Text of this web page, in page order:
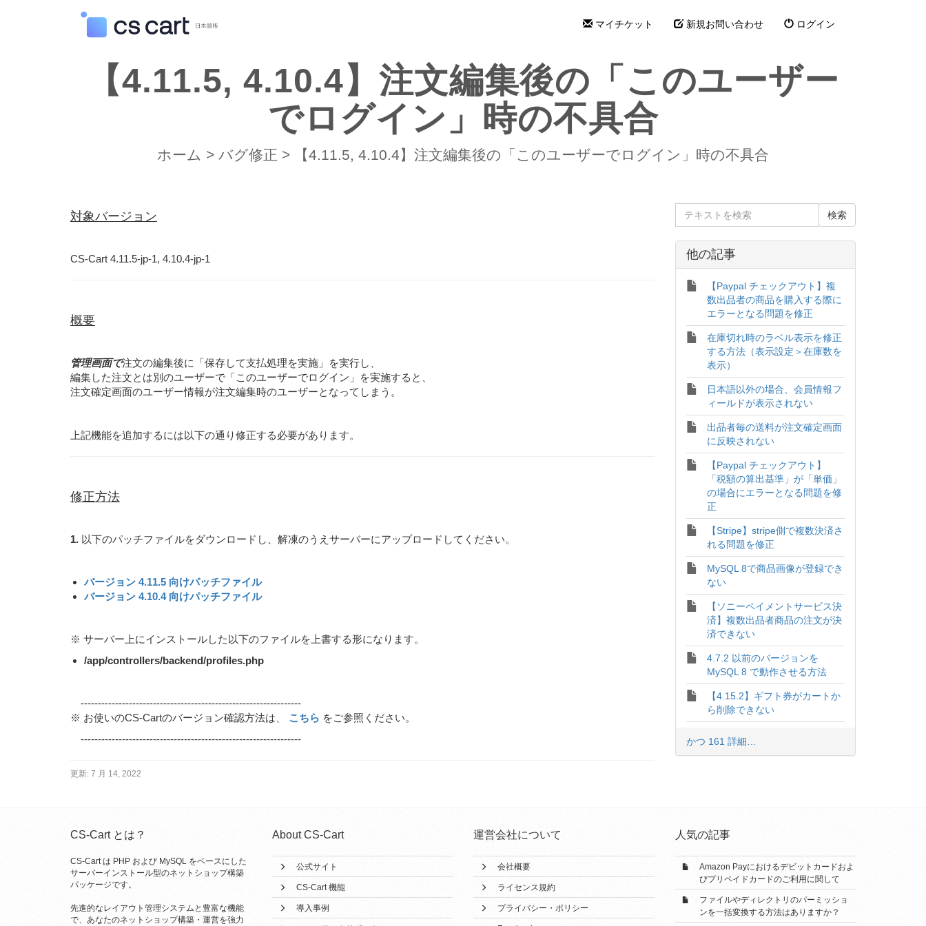
マイチケット 新規お問い合わせ ログイン
【4.11.5, 4.10.4】注文編集後の「このユーザー
でログイン」時の不具合
ホーム > バグ修正 > 【4.11.5, 4.10.4】注文編集後の「このユーザーでログイン」時の不具合
対象バージョン
CS-Cart 4.11.5-jp-1, 4.10.4-jp-1
概要
管理画面で注文の編集後に「保存して支払処理を実施」を実行し、
編集した注文とは別のユーザーで「このユーザーでログイン」を実施すると、
注文確定画面のユーザー情報が注文編集時のユーザーとなってしまう。
上記機能を追加するには以下の通り修正する必要があります。
修正方法
1. 以下のパッチファイルをダウンロードし、解凍のうえサーバーにアップロードしてください。
バージョン 4.11.5 向けパッチファイル
バージョン 4.10.4 向けパッチファイル
※ サーバー上にインストールした以下のファイルを上書する形になります。
/app/controllers/backend/profiles.php
----------------------------------------------------------------
※ お使いのCS-Cartのバージョン確認方法は、 こちら をご参照ください。
----------------------------------------------------------------
更新: 7 月 14, 2022
他の記事
【Paypal チェックアウト】複
数出品者の商品を購入する際に
エラーとなる問題を修正
在庫切れ時のラベル表示を修正
する方法（表示設定＞在庫数を
表示）
日本語以外の場合、会員情報フ
ィールドが表示されない
出品者毎の送料が注文確定画面
に反映されない
【Paypal チェックアウト】
「税額の算出基準」が「単価」
の場合にエラーとなる問題を修
正
【Stripe】stripe側で複数決済さ
れる問題を修正
MySQL 8で商品画像が登録でき
ない
【ソニーペイメントサービス決
済】複数出品者商品の注文が決
済できない
4.7.2 以前のバージョンを
MySQL 8 で動作させる方法
【4.15.2】ギフト券がカートか
ら削除できない
かつ 161 詳細…
CS-Cart とは？
CS-Cart は PHP および MySQL をベースにした
サーバーインストール型のネットショップ構築
パッケージです。
先進的なレイアウト管理システムと豊富な機能
で、あなたのネットショップ構築・運営を強力
About CS-Cart
公式サイト
CS-Cart 機能
導入事例
運営会社について
会社概要
ライセンス規約
プライバシー・ポリシー
人気の記事
Amazon Payにおけるデビットカードおよ
びプリペイドカードのご利用に関して
ファイルやディレクトリのパーミッショ
ンを一括変換する方法はありますか？